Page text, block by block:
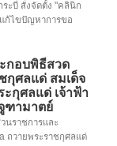
ะบี่ สั่งจัดตั้ง "คลินิก
ก้ไขปัญหาการขอ
กอบพิธีสวด
ศลแด่ สมเด็จ
กุศลแด่ เจ้าฟ้า
ฑามาตย์
นราชการและ
ถวายพระราชกุศลแด่